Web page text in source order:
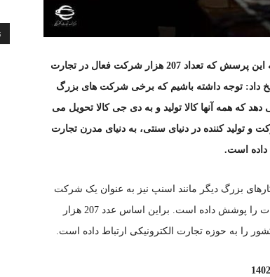
امین کلاهدوزان رئیس مرکز توسعه تجارت الکترونیکی در پاسخ به این پرسش که تعداد 207 هزار شرکت فعال در تجارت
داد: توجه داشته باشیم که برخی شرکت های بزرگ
کننده را پوشش می دهد که همه آنها کالا تولید و به دی جی کالا تحویل می
اینماد دی جی کالا، عملا بیش از 400 هزار شرکت و تولید کننده در دنیای سنتی، به دنیای مدرن تجارت
داده است.
بزرگ دیگر مانند اسنپ نیز به عنوان یک شرکت
فعال محسوب می شود اما رقم بزرگی از معاملات و تجارت خدمات را پوشش داده است. براین اساس عدد 207 هزار
را به حوزه تجارت الکترونیکی ارتباط داده است.